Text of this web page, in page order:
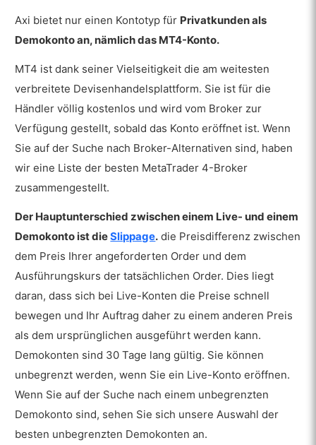
Axi bietet nur einen Kontotyp für Privatkunden als
Demokonto an, nämlich das MT4-Konto.
MT4 ist dank seiner Vielseitigkeit die am weitesten
verbreitete Devisenhandelsplattform. Sie ist für die
Händler völlig kostenlos und wird vom Broker zur
Verfügung gestellt, sobald das Konto eröffnet ist. Wenn
Sie auf der Suche nach Broker-Alternativen sind, haben
wir eine Liste der besten MetaTrader 4-Broker
zusammengestellt.
Der Hauptunterschied zwischen einem Live- und einem
Demokonto ist dieSlippage. die Preisdifferenz zwischen
dem Preis Ihrer angeforderten Order und dem
Ausführungskurs der tatsächlichen Order. Dies liegt
daran, dass sich bei Live-Konten die Preise schnell
bewegen und Ihr Auftrag daher zu einem anderen Preis
als dem ursprünglichen ausgeführt werden kann.
Demokonten sind 30 Tage lang gültig. Sie können
unbegrenzt werden, wenn Sie ein Live-Konto eröffnen.
Wenn Sie auf der Suche nach einem unbegrenzten
Demokonto sind, sehen Sie sich unsere Auswahl der
besten unbegrenzten Demokonten an.